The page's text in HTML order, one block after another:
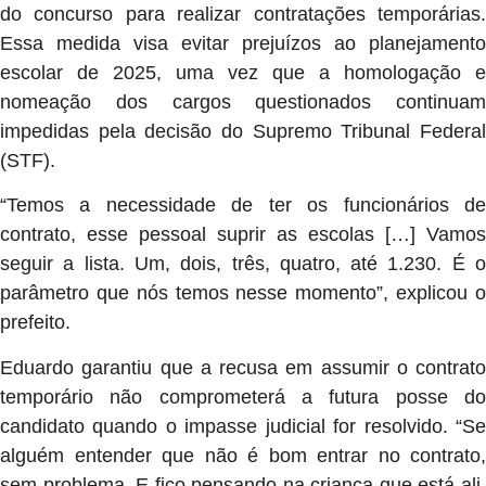
do concurso para realizar contratações temporárias.
Essa medida visa evitar prejuízos ao planejamento
escolar de 2025, uma vez que a homologação e
nomeação dos cargos questionados continuam
impedidas pela decisão do Supremo Tribunal Federal
(STF).
“Temos a necessidade de ter os funcionários de
contrato, esse pessoal suprir as escolas […] Vamos
seguir a lista. Um, dois, três, quatro, até 1.230. É o
parâmetro que nós temos nesse momento”, explicou o
prefeito.
Eduardo garantiu que a recusa em assumir o contrato
temporário não comprometerá a futura posse do
candidato quando o impasse judicial for resolvido. “Se
alguém entender que não é bom entrar no contrato,